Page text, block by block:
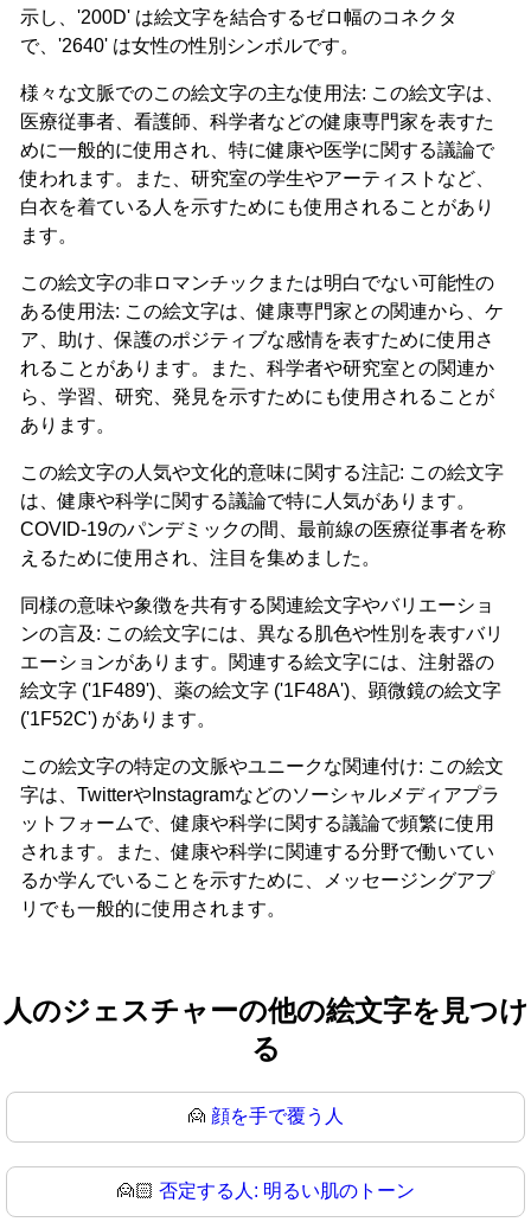
示し、'200D' は絵文字を結合するゼロ幅のコネクタ
で、'2640' は女性の性別シンボルです。
様々な文脈でのこの絵文字の主な使用法: この絵文字は、
医療従事者、看護師、科学者などの健康専門家を表すた
めに一般的に使用され、特に健康や医学に関する議論で
使われます。また、研究室の学生やアーティストなど、
白衣を着ている人を示すためにも使用されることがあり
ます。
この絵文字の非ロマンチックまたは明白でない可能性の
ある使用法: この絵文字は、健康専門家との関連から、ケ
ア、助け、保護のポジティブな感情を表すために使用さ
れることがあります。また、科学者や研究室との関連か
ら、学習、研究、発見を示すためにも使用されることが
あります。
この絵文字の人気や文化的意味に関する注記: この絵文字
は、健康や科学に関する議論で特に人気があります。
COVID-19のパンデミックの間、最前線の医療従事者を称
えるために使用され、注目を集めました。
同様の意味や象徴を共有する関連絵文字やバリエーショ
ンの言及: この絵文字には、異なる肌色や性別を表すバリ
エーションがあります。関連する絵文字には、注射器の
絵文字 ('1F489')、薬の絵文字 ('1F48A')、顕微鏡の絵文字
('1F52C') があります。
この絵文字の特定の文脈やユニークな関連付け: この絵文
字は、TwitterやInstagramなどのソーシャルメディアプラ
ットフォームで、健康や科学に関する議論で頻繁に使用
されます。また、健康や科学に関連する分野で働いてい
るか学んでいることを示すために、メッセージングアプ
リでも一般的に使用されます。
人のジェスチャーの他の絵文字を見つけ
る
🙍 顔を手で覆う人
🙍🏻 否定する人: 明るい肌のトーン